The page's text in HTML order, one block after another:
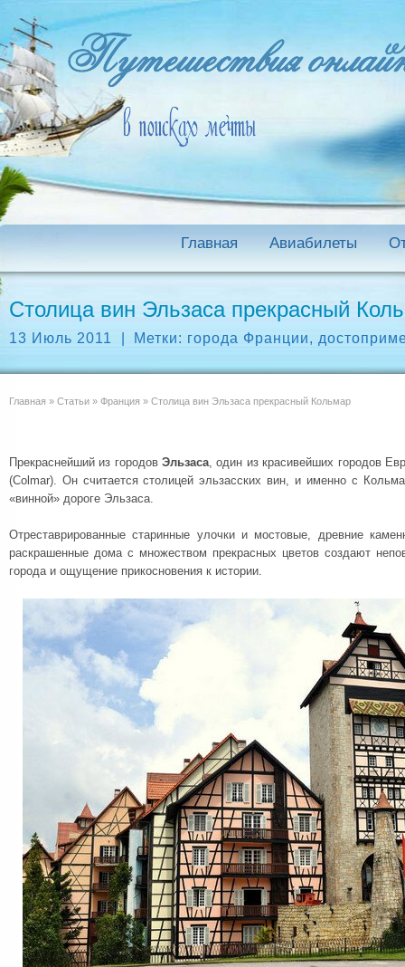
Главная Авиабилеты
Столица вин Эльзаса прекрасный
13 Июль 2011 Метки: города Франции,
Главная » Статьи » Франция » Столица вин Эльзаса прекрасный Кольмар
Прекраснейший из городовЭльзаса, один из красивейших городов
(Colmar). Он считается столицей эльзасских вин, и именно с
«винной» дороге Эльзаса.
Отреставрированные старинные улочки и мостовые, древние
раскрашенные дома с множеством прекрасных цветов создают
города и ощущение прикосновения к истории.